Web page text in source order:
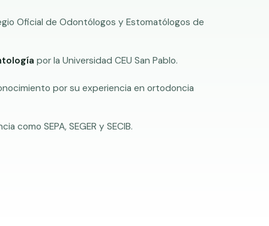
Oficial de Odontólogos y Estomatólogos de
por la Universidad CEU San Pablo.
por su experiencia en ortodoncia
como SEPA, SEGER y SECIB.